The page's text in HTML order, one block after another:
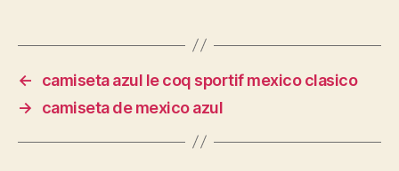
←
camiseta azul le coq sportif mexico clasico
→
camiseta de mexico azul